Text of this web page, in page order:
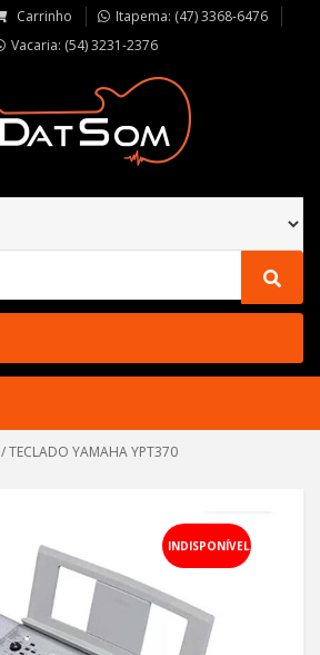
Carrinho
Itapema: (47) 3368-6476
Vacaria: (54) 3231-2376
/ TECLADO YAMAHA YPT370
INDISPONÍVEL